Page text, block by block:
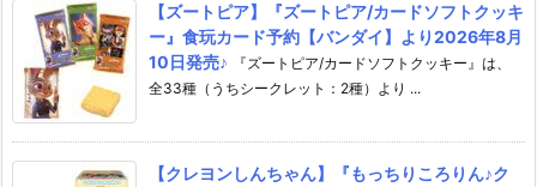
【ズートピア】『ズートピア/カードソフトクッキ
ー』食玩カード予約【バンダイ】より2026年8月
10日発売♪
『ズートピア/カードソフトクッキー』は、
全33種（うちシークレット：2種）より ...
【クレヨンしんちゃん】『もっちりころりん♪ク